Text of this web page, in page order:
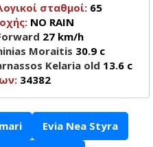
σταθμοί: 65
NO RAIN
27 km/h
Moraitis 30.9 c
Kelaria old 13.6 c
34382
Evia Nea Styra